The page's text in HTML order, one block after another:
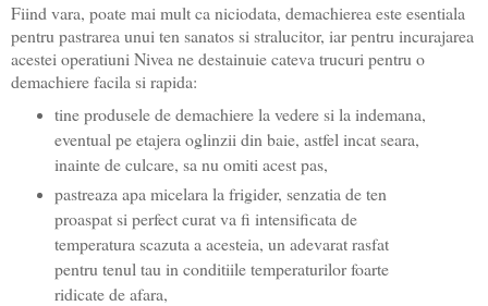
Fiind vara, poate mai mult ca niciodata, demachierea este esentiala
pentru pastrarea unui ten sanatos si stralucitor, iar pentru incurajarea
acestei operatiuni Nivea ne destainuie cateva trucuri pentru o
demachiere facila si rapida:
tine produsele de demachiere la vedere si la indemana,
eventual pe etajera oglinzii din baie, astfel incat seara,
inainte de culcare, sa nu omiti acest pas,
pastreaza apa micelara la frigider, senzatia de ten
proaspat si perfect curat va fi intensificata de
temperatura scazuta a acesteia, un adevarat rasfat
pentru tenul tau in conditiile temperaturilor foarte
ridicate de afara,